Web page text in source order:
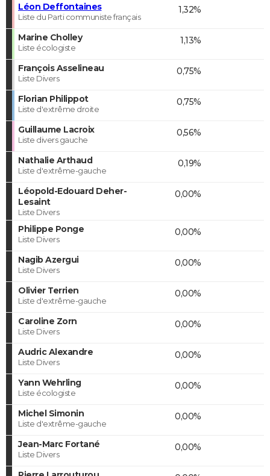
Léon Deffontaines
Liste du Parti communiste français
1,32%
Marine Cholley
Liste écologiste
1,13%
François Asselineau
Liste Divers
0,75%
Florian Philippot
Liste d'extrême droite
0,75%
Guillaume Lacroix
Liste divers gauche
0,56%
Nathalie Arthaud
Liste d'extrême-gauche
0,19%
Léopold-Edouard Deher-
Lesaint
Liste Divers
0,00%
Philippe Ponge
Liste Divers
0,00%
Nagib Azergui
Liste Divers
0,00%
Olivier Terrien
Liste d'extrême-gauche
0,00%
Caroline Zorn
Liste Divers
0,00%
Audric Alexandre
Liste Divers
0,00%
Yann Wehrling
Liste écologiste
0,00%
Michel Simonin
Liste d'extrême-gauche
0,00%
Jean-Marc Fortané
Liste Divers
0,00%